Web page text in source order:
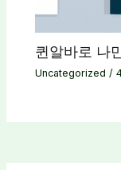
퀸알바로 나
Uncategorized /